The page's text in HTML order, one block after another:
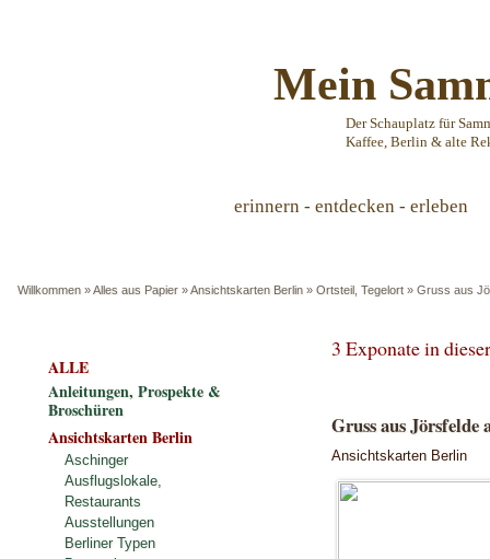
Mein
Der Schauplatz für
Kaffee, Berlin & alte
erinnern - entdecken - erleben
Willkommen »Alles aus Papier »Ansichtskarten Berlin » Ortsteil, Tegelort » Gruss aus
3 Exponate in
Gruss aus Jörsfelde
Ansichtskarten Berlin
ALLE
Anleitungen, Prospekte &
Broschüren
Ansichtskarten Berlin
Aschinger
Ausflugslokale,
Restaurants
Ausstellungen
Berliner Typen